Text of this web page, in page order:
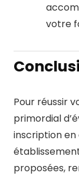
votre
Pour réussir
primordial
inscription
proposées,